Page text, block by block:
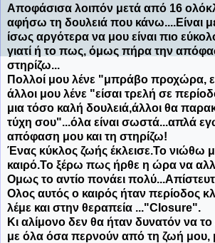
Αποφάσισα λοιπόν μετά από 16
αφήσω τη δουλειά που κάνω....Είναι
ίσως αργότερα να μου είναι πιο
γιατί ή το πως, όμως πήρα την
στηρίζω...
Πολλοί μου λένε "μπράβο προχώρα,
άλλοι μου λένε "είσαι τρελή σε
μια τόσο καλή δουλειά,άλλοι θα
τύχη σου"...όλα είναι σωστά...απλά
απόφαση μου και τη στηρίζω!
Ένας κύκλος ζωής έκλεισε.Το νιώθω
καιρό.Το ξέρω πως ήρθε η ώρα να
Ομως το αντίο πονάει
Ολος αυτός ο καιρός ήταν περίοδος
λέμε και στην θεραπεία ..."Closure".
Κι αλίμονο δεν θα ήταν δυνατόν να
με όλα όσα περνούν από τη ζωή μου,